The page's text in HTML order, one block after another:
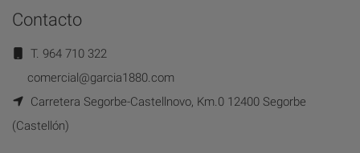
Contacto
T. 964 710 322
comercial@garcia1880.com
Carretera Segorbe-Castellnovo, Km.0 12400 Segorbe
(Castellón)